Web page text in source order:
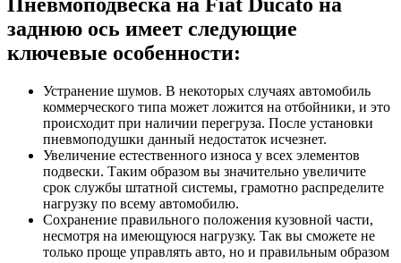
заднюю ось имеет следующие
ключевые особенности:
Устранение шумов. В некоторых случаях автомобиль
коммерческого типа может ложится на отбойники, и это
происходит при наличии перегруза. После установки
пневмоподушки данный недостаток исчезнет.
Увеличение естественного износа у всех элементов
подвески. Таким образом вы значительно увеличите
срок службы штатной системы, грамотно распределите
нагрузку по всему автомобилю.
Сохранение правильного положения кузовной части,
несмотря на имеющуюся нагрузку. Так вы сможете не
только проще управлять авто, но и правильным образом